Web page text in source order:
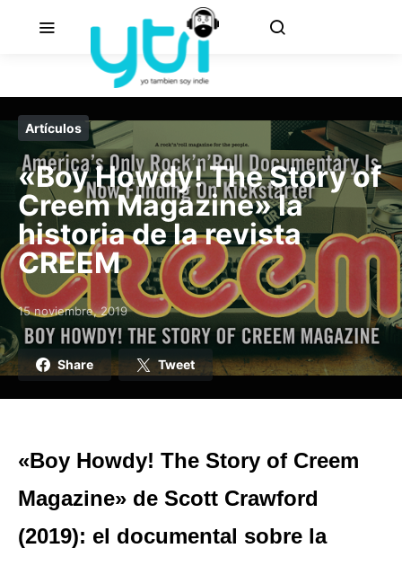
Artículos
«Boy Howdy! The Story of
Creem Magazine» la
historia de la revista
CREEM
Posted on
15 noviembre, 2019
Share Tweet
«Boy Howdy! The Story of Creem
Magazine» de Scott Crawford
(2019): el documental sobre la